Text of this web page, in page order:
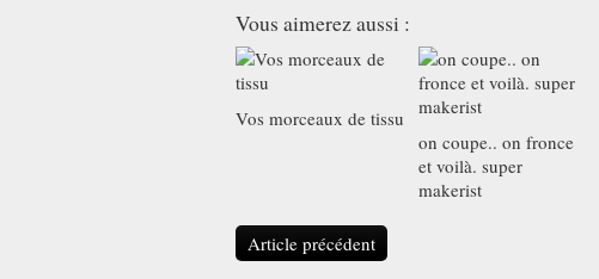
Vous aimerez aussi :
Vos morceaux de tissu
on coupe.. on fronce
et voilà. super
makerist
Article précédent